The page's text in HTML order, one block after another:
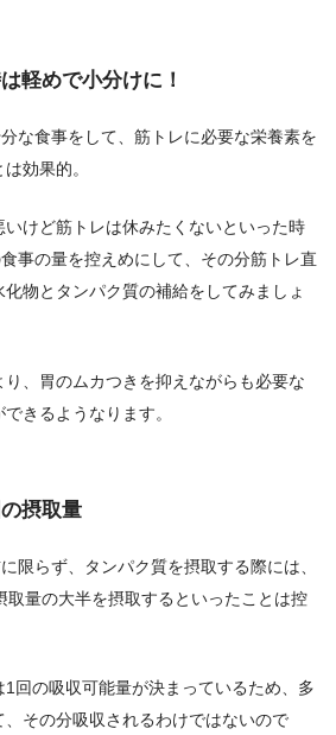
軽めで小分けに！
な食事をして、筋トレに必要な栄養素を
は効果的。
けど筋トレは休みたくないといった時
事の量を控えめにして、その分筋トレ直
物とタンパク質の補給をしてみましょ
、胃のムカつきを抑えながらも必要な
きるようなります。
摂取量
限らず、タンパク質を摂取する際には、
取量の大半を摂取するといったことは控
回の吸収可能量が決まっているため、多
、その分吸収されるわけではないので